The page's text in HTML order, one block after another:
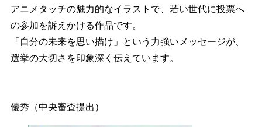
アニメタッチの魅力的なイラストで、若い世代に投票へ
の参加を訴えかける作品です。
「自分の未来を思い描け」という力強いメッセージが、
選挙の大切さを印象深く伝えています。
優秀 （中央審査提出）